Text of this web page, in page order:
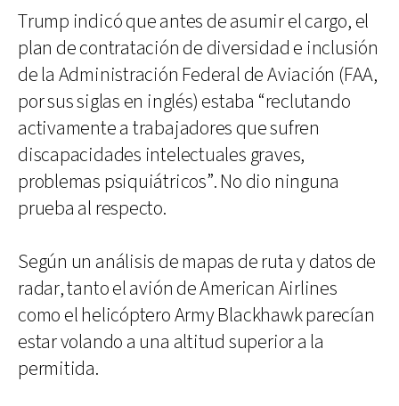
Trump indicó que antes de asumir el cargo, el
plan de contratación de diversidad e inclusión
de la Administración Federal de Aviación (FAA,
por sus siglas en inglés) estaba “reclutando
activamente a trabajadores que sufren
discapacidades intelectuales graves,
problemas psiquiátricos”. No dio ninguna
prueba al respecto.
Según un análisis de mapas de ruta y datos de
radar, tanto el avión de American Airlines
como el helicóptero Army Blackhawk parecían
estar volando a una altitud superior a la
permitida.